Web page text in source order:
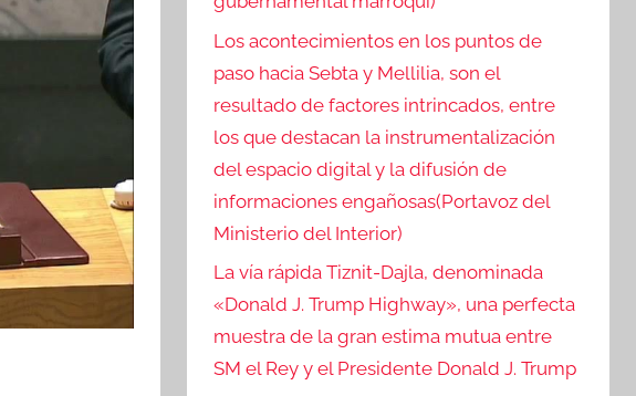
Los acontecimientos en los puntos de
paso hacia Sebta y Mellilia, son el
resultado de factores intrincados, entre
los que destacan la instrumentalización
del espacio digital y la difusión de
informaciones engañosas(Portavoz del
Ministerio del Interior)
La vía rápida Tiznit-Dajla, denominada
«Donald J. Trump Highway», una perfecta
muestra de la gran estima mutua entre
SM el Rey y el Presidente Donald J. Trump